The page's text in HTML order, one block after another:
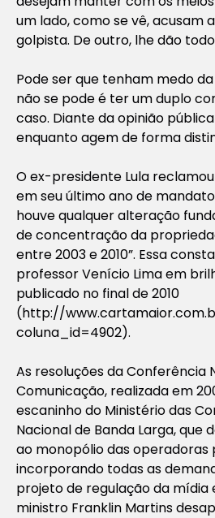
um lado, como se vê, acusam
golpista. De outro, lhe dão
Pode ser que tenham medo
não se pode é ter um duplo
caso. Diante da opinião
enquanto agem de forma
O ex-presidente Lula
em seu último ano de
houve qualquer alteração
de concentração da
entre 2003 e 2010”. Essa
professor Venício Lima em
publicado no final de 2010
(http://
coluna_id=4902).
As resoluções da Conferência
Comunicação, realizada em
escaninho do Ministério das
Nacional de Banda Larga, que
ao monopólio das operadoras
incorporando todas as
projeto de regulação da mídia
ministro Franklin Martins